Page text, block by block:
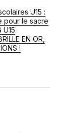
U15 :
pour le sacre
U15
EN OR,
!